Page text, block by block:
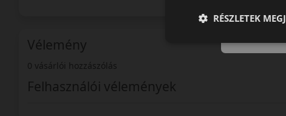
Vélemény
0 vásárlói hozzászólás
Felhasználói vélemények
RÉSZLETEK